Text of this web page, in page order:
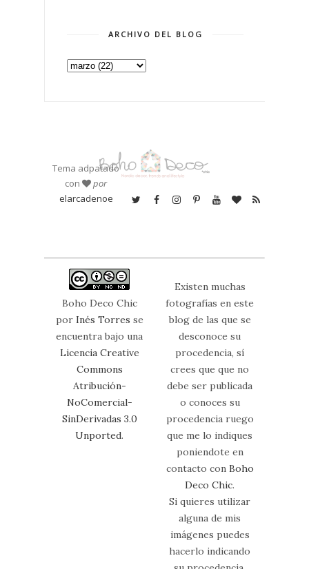
ARCHIVO DEL BLOG
Tema adpatado
con
por
elarcadenoe
Boho Deco Chic
por Inés Torres se
encuentra bajo una
Licencia Creative
Commons
Atribución-
NoComercial-
SinDerivadas 3.0
Unported.
Existen muchas
fotografías en este
blog de las que se
desconoce su
procedencia, sí
crees que que no
debe ser publicada
o conoces su
procedencia ruego
que me lo indiques
poniendote en
contacto con Boho
Deco Chic.
Si quieres utilizar
alguna de mis
imágenes puedes
hacerlo indicando